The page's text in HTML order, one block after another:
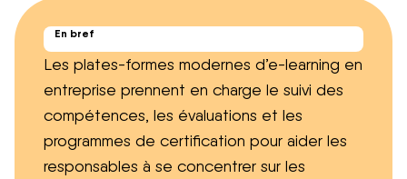
En bref
Les plates-formes modernes d’e-learning en
entreprise prennent en charge le suivi des
compétences, les évaluations et les
programmes de certification pour aider les
responsables à se concentrer sur les